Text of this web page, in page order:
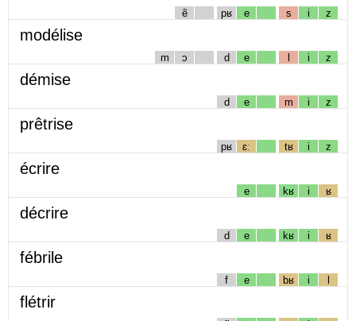
ẽ pʁ e s i z
modélise
m ɔ d e l i z
démise
d e m i z
prêtrise
pʁ ɛː tʁ i z
écrire
e kʁ i ʁ
décrire
d e kʁ i ʁ
fébrile
f e bʁ i l
flétrir